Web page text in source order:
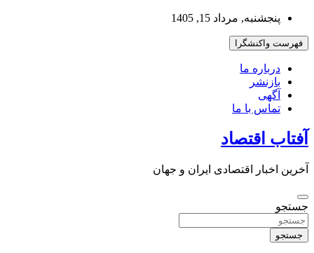
بروید
پنجشنبه, مرداد 15, 1405
فهرست واکنشگرا
درباره ما
بازنشر
آگهی
تماس با ما
آفتاب اقتصاد
آخرین اخبار اقتصادی ایران و جهان
جستجو
جستجو